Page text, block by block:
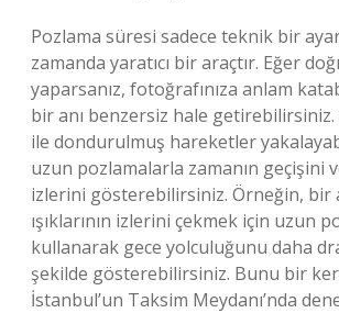
Pozlama süresi sadece teknik bir
zamanda yaratıcı bir araçtır. Eğer
yaparsanız, fotoğrafınıza anlam
bir anı benzersiz hale getirebilirsiniz.
ile dondurulmuş hareketler
uzun pozlamalarla zamanın geçişini
izlerini gösterebilirsiniz. Örneğin, bir
ışıklarının izlerini çekmek için uzun
kullanarak gece yolculuğunu daha
şekilde gösterebilirsiniz. Bunu bir
İstanbul’un Taksim Meydanı’nda